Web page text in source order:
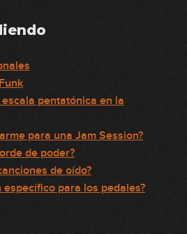
pentatónica en la
para una Jam Session?
de poder?
de oído?
específico para los pedales?